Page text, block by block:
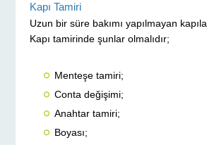
Kapı Tamiri
Uzun bir süre bakımı yapılmayan
Kapı tamirinde şunlar olmalıdır;
Menteşe tamiri;
Conta değişimi;
Anahtar tamiri;
Boyası;